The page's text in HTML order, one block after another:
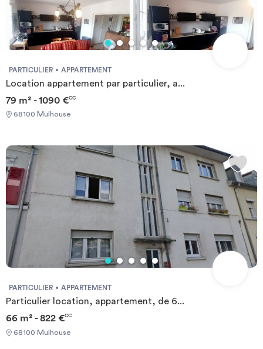
PARTICULIER APPARTEMENT
Location appartement par particulier, a...
79 m² - 1090 €CC
68100 Mulhouse
PARTICULIER APPARTEMENT
Particulier location, appartement, de 6...
66 m² - 822 €CC
68100 Mulhouse